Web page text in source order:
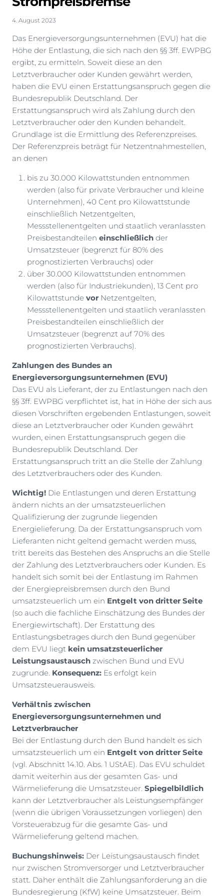
4. August 2023
Das Energieversorgungsunternehmen (EVU) hat die
Höhe der Entlastung, die sich nach den §§ 3ff. EWPBG
ergibt, zu ermitteln. Soweit diese an den
Letztverbraucher oder Kunden gewährt werden,
haben die EVU einen Erstattungsanspruch gegen die
Bundesrepublik Deutschland. Der
Erstattungsanspruch wird als Zahlung durch den
Letztverbraucher oder den Kunden behandelt.
Grundlage ist die Ermittlung des Referenzpreises.
Der Referenzpreis beträgt für Netzentnahmestellen,
an denen
bis zu 30.000 Kilowattstunden entnommen
werden (also für private Verbraucher und kleine
Unternehmen), 40 Cent pro Kilowattstunde
einschließlich Netzentgelten,
Messstellenentgelten und staatlich veranlassten
Preisbestandteilen einschließlich der
Umsatzsteuer (begrenzt für 80% des
prognostizierten Verbrauchs) oder
über 30.000 Kilowattstunden entnommen
werden (also für Industriekunden), 13 Cent pro
Kilowattstunde vor Netzentgelten,
Messstellenentgelten und staatlich veranlassten
Preisbestandteilen einschließlich der
Umsatzsteuer (begrenzt auf 70% des
prognostizierten Verbrauchs).
Zahlungen des Bundes an
Energieversorgungsunternehmen (EVU)
Das EVU als Lieferant, der zu Entlastungen nach den
§§ 3ff. EWPBG verpflichtet ist, hat in Höhe der sich aus
diesen Vorschriften ergebenden Entlastungen, soweit
diese an Letztverbraucher oder Kunden gewährt
wurden, einen Erstattungsanspruch gegen die
Bundesrepublik Deutschland. Der
Erstattungsanspruch tritt an die Stelle der Zahlung
des Letztverbrauchers oder des Kunden.
Wichtig! Die Entlastungen und deren Erstattung
ändern nichts an der umsatzsteuerlichen
Qualifizierung der zugrunde liegenden
Energielieferung. Da der Erstattungsanspruch vom
Lieferanten nicht geltend gemacht werden muss,
tritt bereits das Bestehen des Anspruchs an die Stelle
der Zahlung des Letztverbrauchers oder Kunden. Es
handelt sich somit bei der Entlastung im Rahmen
der Energiepreisbremsen durch den Bund
umsatzsteuerlich um ein Entgelt von dritter Seite
(so auch die fachliche Einschätzung des Bundes der
Energiewirtschaft). Der Erstattung des
Entlastungsbetrages durch den Bund gegenüber
dem EVU liegt kein umsatzsteuerlicher
Leistungsaustausch zwischen Bund und EVU
zugrunde. Konsequenz: Es erfolgt kein
Umsatzsteuerausweis.
Verhältnis zwischen
Energieversorgungsunternehmen und
Letztverbraucher
Bei der Entlastung durch den Bund handelt es sich
umsatzsteuerlich um ein Entgelt von dritter Seite
(vgl. Abschnitt 14.10. Abs. 1 UStAE). Das EVU schuldet
damit weiterhin aus der gesamten Gas- und
Wärmelieferung die Umsatzsteuer. Spiegelbildlich
kann der Letztverbraucher als Leistungsempfänger
(wenn die übrigen Voraussetzungen vorliegen) den
Vorsteuerabzug für die gesamte Gas- und
Wärmelieferung geltend machen.
Buchungshinweis: Der Leistungsaustausch findet
nur zwischen Stromversorger und Letztverbraucher
statt. Daher enthält die Zahlungsanforderung an die
Bundesregierung (KfW) keine Umsatzsteuer. Beim